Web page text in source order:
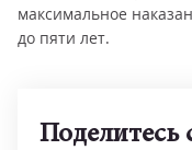
максимальное
до пяти лет.
Поделитесь